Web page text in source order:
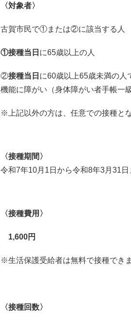
〈対象者〉
古賀市民で①または②に該当する人
①接種当日 に65歳以上の人
②接種当日 に60歳以上65歳未満の
機能に障がい（身体障がい者手帳一
※上記以外の方は、任意での接種と
〈接種期間〉
令和7年10月1日から令和8年3月31日
〈接種費用〉
1,600円
※生活保護受給者は無料で接種できま
〈接種回数〉